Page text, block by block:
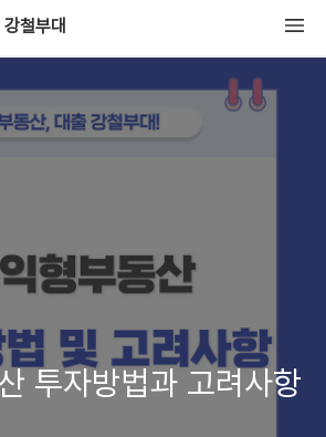
철부대
투자방법과 고려사항